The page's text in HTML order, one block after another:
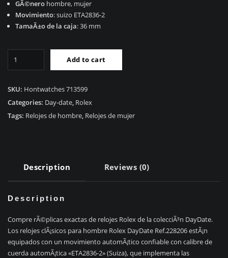
GÃ©nero hombre, mujer
Movimiento: suizo ETA2836-2
TamaÃ±o de la caja: 36 mm
a
Fecha
0006
Add to cart
SKU: Hontwatches 713599
Categories: Day-date, Rolex
Tags: Relojes de hombre, Relojes de mujer
Description Reviews (0)
Description
Compre rÃ©plicas exactas de relojes Rolex de la colecciÃ³n DayDate.
Los relojes clÃ¡sicos para hombre Rolex DayDate Ref.228206 estÃ¡n
equipados con un movimiento automÃ¡tico confiable con calibre de
cuerda automÃ¡tica «ETA2836-2» (Suiza), que implementa las